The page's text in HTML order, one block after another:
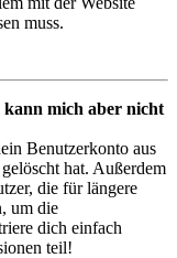
muss.
mich aber nicht
Benutzerkonto aus
hat. Außerdem
die für längere
um die
dich einfach
teil!